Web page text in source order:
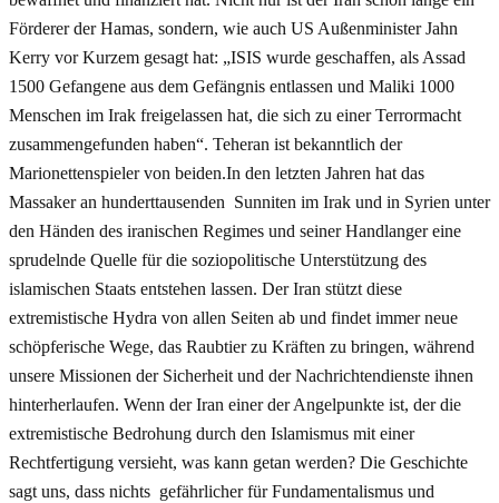
Förderer der Hamas, sondern, wie auch US Außenminister Jahn
Kerry vor Kurzem gesagt hat: „ISIS wurde geschaffen, als Assad
1500 Gefangene aus dem Gefängnis entlassen und Maliki 1000
Menschen im Irak freigelassen hat, die sich zu einer Terrormacht
zusammengefunden haben“. Teheran ist bekanntlich der
Marionettenspieler von beiden.In den letzten Jahren hat das
Massaker an hunderttausenden Sunniten im Irak und in Syrien unter
den Händen des iranischen Regimes und seiner Handlanger eine
sprudelnde Quelle für die soziopolitische Unterstützung des
islamischen Staats entstehen lassen. Der Iran stützt diese
extremistische Hydra von allen Seiten ab und findet immer neue
schöpferische Wege, das Raubtier zu Kräften zu bringen, während
unsere Missionen der Sicherheit und der Nachrichtendienste ihnen
hinterherlaufen. Wenn der Iran einer der Angelpunkte ist, der die
extremistische Bedrohung durch den Islamismus mit einer
Rechtfertigung versieht, was kann getan werden? Die Geschichte
sagt uns, dass nichts gefährlicher für Fundamentalismus und